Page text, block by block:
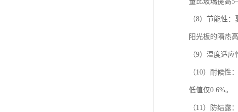
（8）节能性
阳光板的隔热
（9）温度适
（10）耐候性
低值仅0.6%。
（11）防结